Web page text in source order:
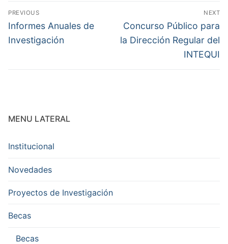
Navegación
de
entradas
PREVIOUS
Previous
post:
Informes Anuales de
Investigación
NEXT
Next
post:
Concurso Público para
la Dirección Regular del
INTEQUI
MENU LATERAL
Institucional
Novedades
Proyectos de Investigación
Becas
Becas